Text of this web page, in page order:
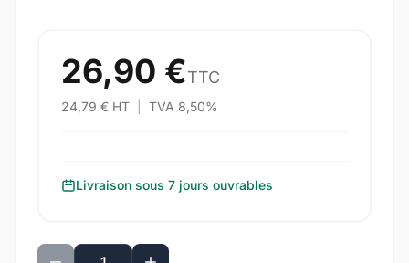
26,90 €TTC
24,79 € HT TVA 8,50%
Livraison sous 7 jours ouvrables